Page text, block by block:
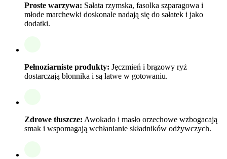
Proste warzywa: Sałata rzymska, fasolka szparagowa i
młode marchewki doskonale nadają się do sałatek i jako
dodatki.
Pełnoziarniste produkty: Jęczmień i brązowy ryż
dostarczają błonnika i są łatwe w gotowaniu.
Zdrowe tłuszcze: Awokado i masło orzechowe wzbogacają
smak i wspomagają wchłanianie składników odżywczych.